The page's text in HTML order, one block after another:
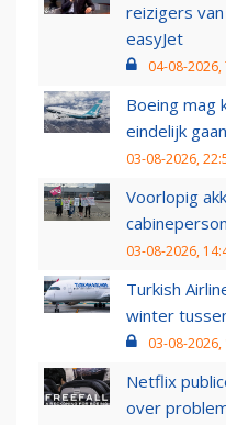
reizigers van
easyJet
04-08-2026,
Boeing mag
eindelijk
03-08-2026,
Voorlopig
03-08-2026,
Turkish
winter
03-08-2026,
Netflix
over